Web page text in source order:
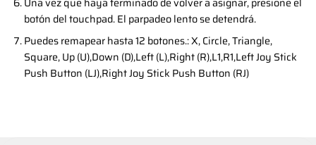
botón del touchpad. El parpadeo lento se detendrá.
Puedes remapear hasta 12 botones.: X, Circle, Triangle,
Square, Up (U),Down (D),Left (L),Right (R),L1,R1,Left Joy Stick
Push Button (LJ),Right Joy Stick Push Button (RJ)